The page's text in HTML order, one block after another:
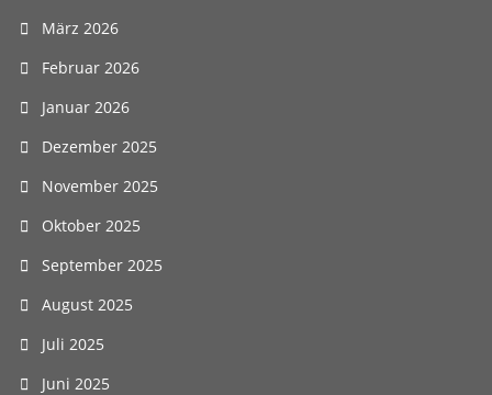
März 2026
Februar 2026
Januar 2026
Dezember 2025
November 2025
Oktober 2025
September 2025
August 2025
Juli 2025
Juni 2025